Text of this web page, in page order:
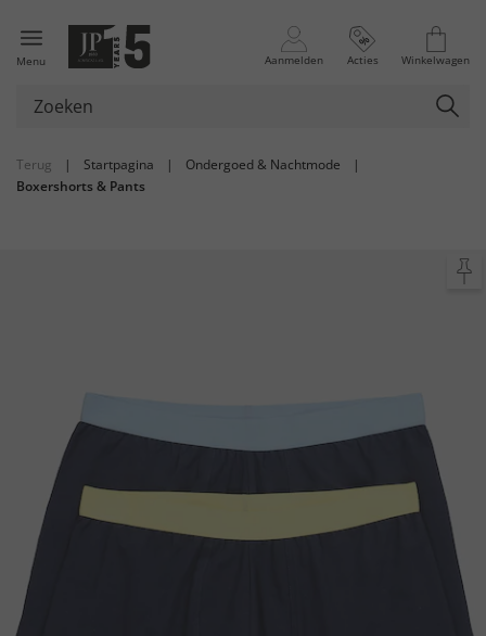
Menu Aanmelden Acties Winkelwagen
Terug | Startpagina | Ondergoed & Nachtmode
|
Boxershorts & Pants